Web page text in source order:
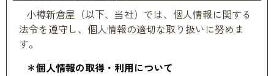
小樽新倉屋（以下、当社）では、個人情報に関する
法令を遵守し、個人情報の適切な取り扱いに努めま
す。
＊個人情報の取得・利用について